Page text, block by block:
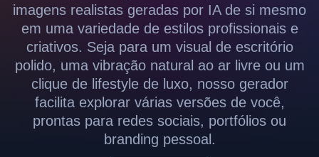
imagens realistas geradas por IA de si mesmo
em uma variedade de estilos profissionais e
criativos. Seja para um visual de escritório
polido, uma vibração natural ao ar livre ou um
clique de lifestyle de luxo, nosso gerador
facilita explorar várias versões de você,
prontas para redes sociais, portfólios ou
branding pessoal.